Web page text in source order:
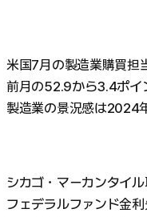
米国7月の製造業購買担
前月の52.9から3.4ポイ
製造業の景況感は2024
シカゴ・マーカンタイ
フェデラルファンド金